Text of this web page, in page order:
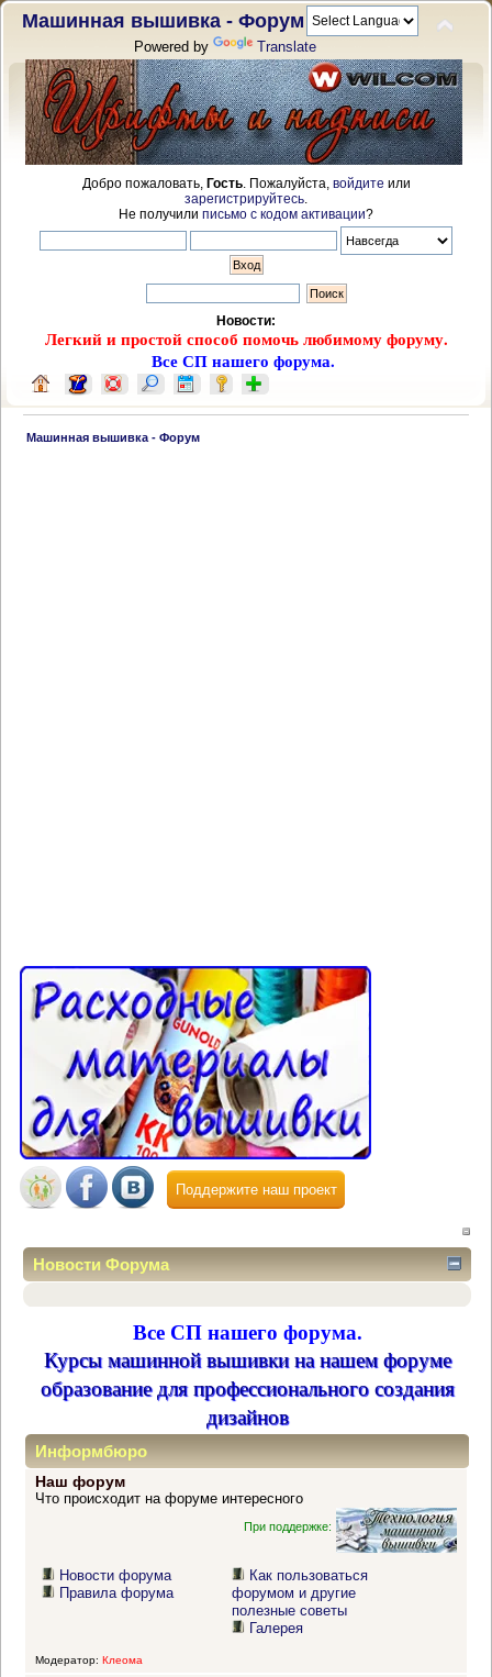
Машинная вышивка - Форум
Powered by Translate
Добро пожаловать, Гость. Пожалуйста, войдите или
зарегистрируйтесь
Не получили письмо с кодом активации?
Новости:
Легкий и простой способ помочь любимому форуму.
Все СП нашего форума.
Машинная вышивка - Форум
Поддержите наш проект
Новости Форума
Все СП нашего форума.
Курсы машинной вышивки на нашем форуме
образование для профессионального создания
дизайнов
Информбюро
Наш форум
Что происходит на форуме интересного
При поддержке:
Новости форума
Правила форума
Как пользоваться
форумом и другие
полезные советы
Галерея
Модератор: Клеома